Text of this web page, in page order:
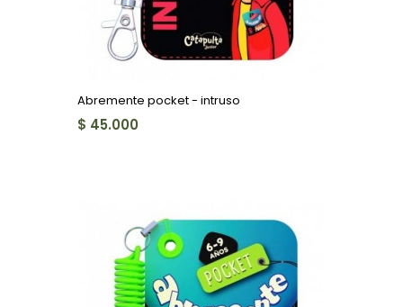
Abremente pocket - intruso
$ 45.000